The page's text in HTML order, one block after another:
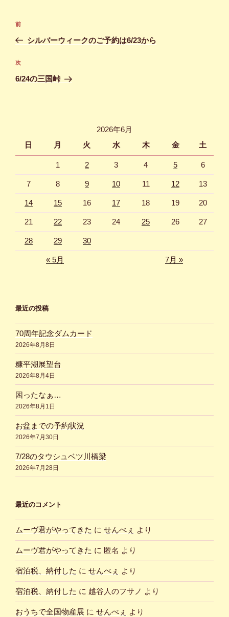
投
ナ
ビ
ゲ
前
の
稿
前
シルバーウィークのご予約は6/23から
次
の
次
6/24の三国峠
2026年6月
日
月 火 水 木 金 土
1 2 3 4 5 6
7 8 9 10 11 12 13
14 15 16 17 18 19 20
21 22 23 24 25 26 27
28 29 30
« 5月 7月 »
最近の投稿
70周年記念ダムカード
2026年8月8日
糠平湖展望台
2026年8月4日
困ったなぁ…
2026年8月1日
お盆までの予約状況
2026年7月30日
7/28のタウシュベツ川橋梁
2026年7月28日
最近のコメント
ムーヴ君がやってきた に せんべぇ より
ムーヴ君がやってきた に 匿名 より
宿泊税、納付した に せんべぇ より
宿泊税、納付した に 越谷人のフサノ より
おうちで全国物産展 に せんべぇ より